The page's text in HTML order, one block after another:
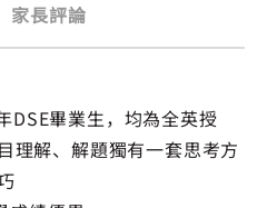
家長評論
DSE畢業生，均為全英授
理解、解題獨有一套思考方